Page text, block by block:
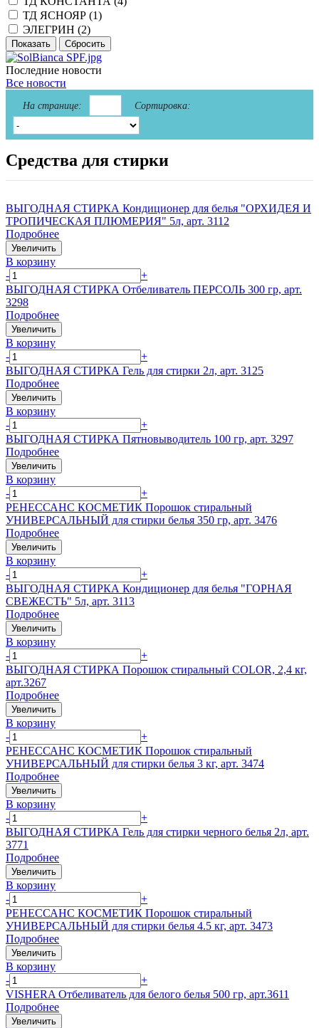
ТД ЯСНОЯР (1)
ЭЛЕГРИН (2)
Последние новости
Все новости
На странице: Сортировка:
Средства для стирки
ВЫГОДНАЯ СТИРКА Кондиционер для белья "ОРХИДЕЯ И
ТРОПИЧЕСКАЯ ПЛЮМЕРИЯ" 5л, арт. 3112
Подробнее
Увеличить
В корзину
-
+
ВЫГОДНАЯ СТИРКА Отбеливатель ПЕРСОЛЬ 300 гр, арт.
3298
Подробнее
Увеличить
В корзину
-
+
ВЫГОДНАЯ СТИРКА Гель для стирки 2л, арт. 3125
Подробнее
Увеличить
В корзину
-
+
ВЫГОДНАЯ СТИРКА Пятновыводитель 100 гр, арт. 3297
Подробнее
Увеличить
В корзину
-
+
РЕНЕССАНС КОСМЕТИК Порошок стиральный
УНИВЕРСАЛЬНЫЙ для стирки белья 350 гр, арт. 3476
Подробнее
Увеличить
В корзину
-
+
ВЫГОДНАЯ СТИРКА Кондиционер для белья "ГОРНАЯ
СВЕЖЕСТЬ" 5л, арт. 3113
Подробнее
Увеличить
В корзину
-
+
ВЫГОДНАЯ СТИРКА Порошок стиральный COLOR, 2,4 кг,
арт.3267
Подробнее
Увеличить
В корзину
-
+
РЕНЕССАНС КОСМЕТИК Порошок стиральный
УНИВЕРСАЛЬНЫЙ для стирки белья 3 кг, арт. 3474
Подробнее
Увеличить
В корзину
-
+
ВЫГОДНАЯ СТИРКА Гель для стирки черного белья 2л, арт.
3771
Подробнее
Увеличить
В корзину
-
+
РЕНЕССАНС КОСМЕТИК Порошок стиральный
УНИВЕРСАЛЬНЫЙ для стирки белья 4.5 кг, арт. 3473
Подробнее
Увеличить
В корзину
-
+
VISHERA Отбеливатель для белого белья 500 гр, арт.3611
Подробнее
Увеличить